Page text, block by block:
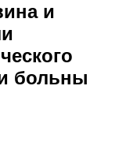
и
больны